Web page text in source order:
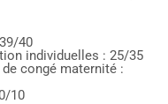
40
individuelles : 25/35
congé maternité :
10